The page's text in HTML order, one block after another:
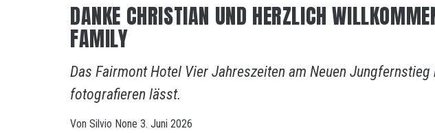
DANKE CHRISTIAN UND HERZLICH
FAMILY
Das Fairmont Hotel Vier Jahreszeiten am Neuen
fotografieren lässt.
Von Silvio None 3. Juni 2026